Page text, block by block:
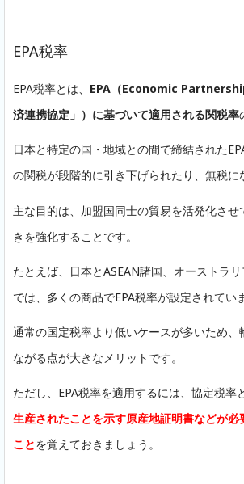
EPA税率
EPA税率とは、 EPA（Economic
済連携協定」）に基づいて適用される関税率
日本と特定の国・地域との間で締結された
の関税が段階的に引き下げられたり、無税に
主な目的は、加盟国同士の貿易を活発化させ
きを強化することです。
たとえば、日本とASEAN諸国、オーストラ
では、多くの商品でEPA税率が設定されてい
通常の国定税率より低いケースが多いため、
ながる点が大きなメリットです。
ただし、EPA税率を適用するには、協定税率
生産されたことを示す原産地証明書などが必
ことを覚えておきましょう。